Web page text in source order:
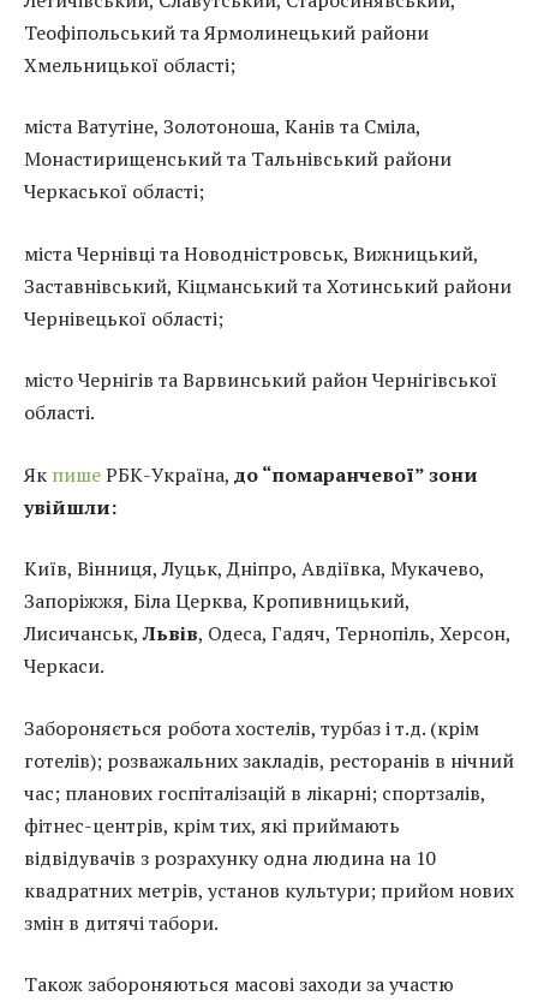
Теофіпольський та Ярмолинецький райони
Хмельницької області;
міста Ватутіне, Золотоноша, Канів та Сміла,
Монастирищенський та Тальнівський райони
Черкаської області;
міста Чернівці та Новодністровськ, Вижницький,
Заставнівський, Кіцманський та Хотинський райони
Чернівецької області;
місто Чернігів та Варвинський район Чернігівської
області.
Як пишеРБК-Україна, до “помаранчевої” зони
увійшли:
Київ, Вінниця, Луцьк, Дніпро, Авдіївка, Мукачево,
Запоріжжя, Біла Церква, Кропивницький,
Лисичанськ,Львів, Одеса, Гадяч, Тернопіль, Херсон,
Черкаси.
Забороняється робота хостелів, турбаз і т.д. (крім
готелів); розважальних закладів, ресторанів в нічний
час; планових госпіталізацій в лікарні; спортзалів,
фітнес-центрів, крім тих, які приймають
відвідувачів з розрахунку одна людина на 10
квадратних метрів, установ культури; прийом нових
змін в дитячі табори.
Також забороняються масові заходи за участю